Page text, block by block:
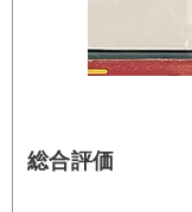
総合評価